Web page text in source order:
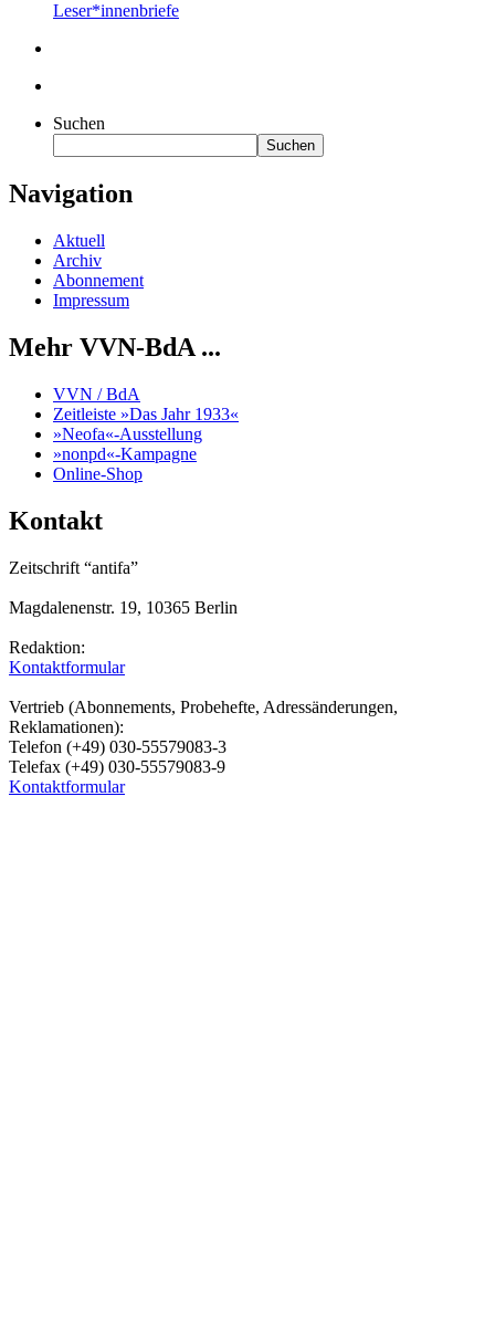
Leser*innenbriefe
Suchen
Suchen
Navigation
Aktuell
Archiv
Abonnement
Impressum
Mehr VVN-BdA ...
VVN / BdA
Zeitleiste »Das Jahr 1933«
»Neofa«-Ausstellung
»nonpd«-Kampagne
Online-Shop
Kontakt
Zeitschrift “antifa”
Magdalenenstr. 19, 10365 Berlin
Redaktion:
Kontaktformular
Vertrieb (Abonnements, Probehefte, Adressänderungen,
Reklamationen):
Telefon (+49) 030-55579083-3
Telefax (+49) 030-55579083-9
Kontaktformular